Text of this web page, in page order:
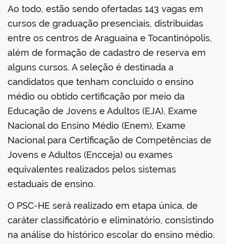
Ao todo, estão sendo ofertadas 143 vagas em
cursos de graduação presenciais, distribuídas
entre os centros de Araguaína e Tocantinópolis,
além de formação de cadastro de reserva em
alguns cursos. A seleção é destinada a
candidatos que tenham concluído o ensino
médio ou obtido certificação por meio da
Educação de Jovens e Adultos (EJA), Exame
Nacional do Ensino Médio (Enem), Exame
Nacional para Certificação de Competências de
Jovens e Adultos (Encceja) ou exames
equivalentes realizados pelos sistemas
estaduais de ensino.
O PSC-HE será realizado em etapa única, de
caráter classificatório e eliminatório, consistindo
na análise do histórico escolar do ensino médio.